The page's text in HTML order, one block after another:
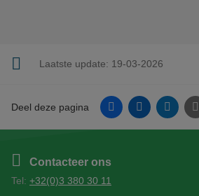
Laatste update: 19-03-2026
Deel deze pagina FacebookLinkedinTwitter
Contacteer ons
Tel: +32(0)3 380 30 11